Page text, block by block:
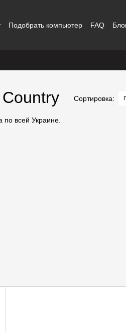
Подобрать компьютер FAQ
Сортировка: